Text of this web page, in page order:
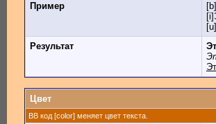
Пример
Результат
Цвет
BB код [color] меняет цвет текста.